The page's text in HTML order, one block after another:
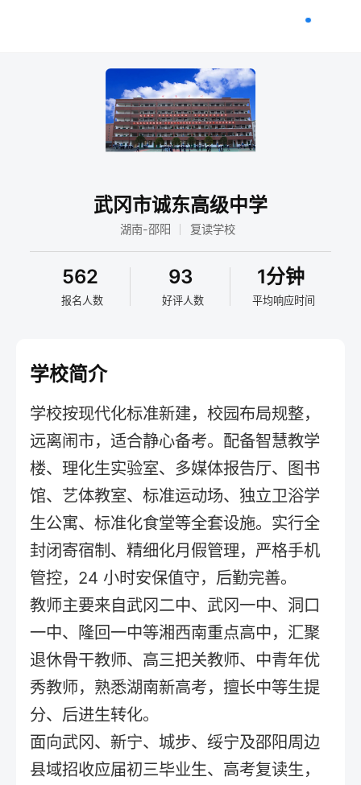
武冈市诚东高级中学
湖南-邵阳 复读学校
562
报名人数
93
好评人数
1分钟
平均响应时间
学校简介
学校按现代化标准新建，校园布局规整，
远离闹市，适合静心备考。配备智慧教学
楼、理化生实验室、多媒体报告厅、图书
馆、艺体教室、标准运动场、独立卫浴学
生公寓、标准化食堂等全套设施。实行全
封闭寄宿制、精细化月假管理，严格手机
管控，24 小时安保值守，后勤完善。
教师主要来自武冈二中、武冈一中、洞口
一中、隆回一中等湘西南重点高中，汇聚
退休骨干教师、高三把关教师、中青年优
秀教师，熟悉湖南新高考，擅长中等生提
分、后进生转化。
面向武冈、新宁、城步、绥宁及邵阳周边
县域招收应届初三毕业生、高考复读生，